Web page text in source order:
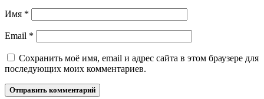
Имя *
Email *
Сохранить моё имя, email и адрес сайта в этом браузере для
последующих моих комментариев.